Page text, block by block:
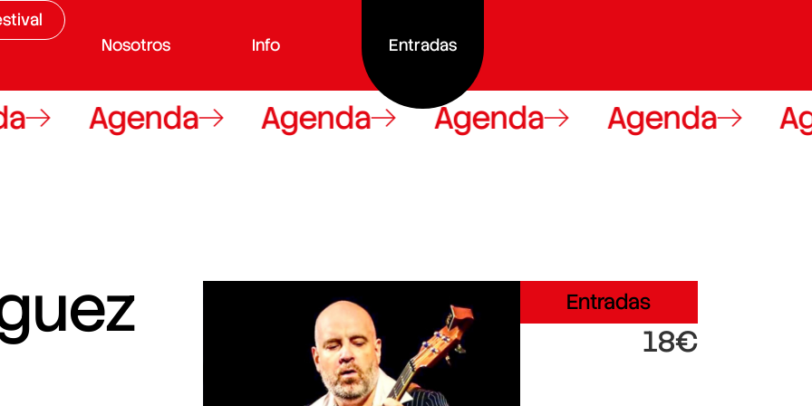
Nosotros
Info Entradas
Agenda Agenda Agenda Agenda
Entradas
18€